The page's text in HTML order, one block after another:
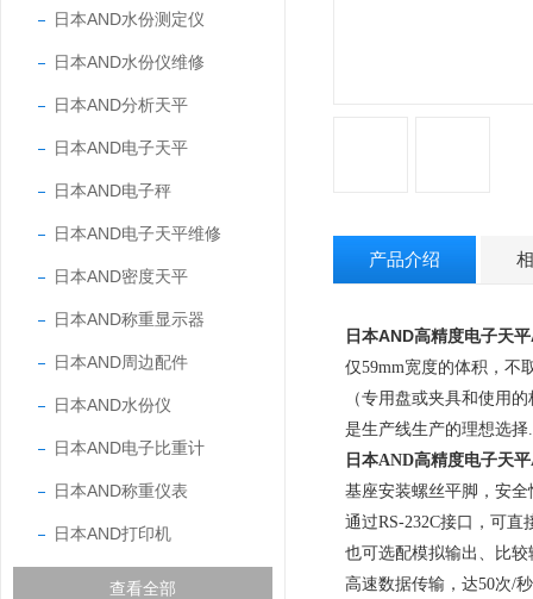
日本AND水份测定仪
日本AND水份仪维修
日本AND分析天平
日本AND电子天平
日本AND电子秤
日本AND电子天平维修
日本AND密度天平
日本AND称重显示器
日本AND周边配件
日本AND水份仪
日本AND电子比重计
日本AND称重仪表
日本AND打印机
查看全部
产品介绍
日本AND高精度电子天
仅59mm宽度的体积，不
（专用盘或夹具和使用
是生产线生产的理想选择.
日本AND高精度电子天
基座安装螺丝平脚，安全
通过RS-232C接口，可直
也可选配模拟输出、比较
高速数据传输，达50次/